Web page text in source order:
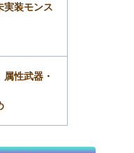
実装モンス
属性武器・